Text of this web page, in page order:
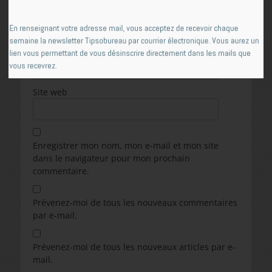
E-mail*
Site web
Enregistrer mon nom, mon e-mail et mon site
dans le navigateur pour mon prochain
commentaire.
Prévenez-moi de tous les nouveaux commentaires
par e-mail.
Prévenez-moi de tous les nouveaux articles par e-
mail.
En renseignant votre adresse mail, vous acceptez de recevoir chaque
semaine la newsletter Tipsobureau par courrier électronique. Vous aurez un
lien vous permettant de vous désinscrire directement dans les mails que
vous recevrez.